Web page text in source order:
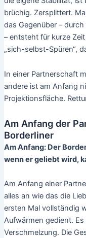
brüchig. Zersplittert.
das Gegenüber –
– entsteht für kurze
„sich-selbst-Spüren“,
In einer Partnerschaft
andere ist am Anfang
Projektionsfläche.
Am Anfang der
Borderliner
Am Anfang: Der
wenn er geliebt wird,
Am Anfang einer
alles an wie das die
ersten Mal vollständig
Aufwärmen gedient.
Verschmelzung. Die